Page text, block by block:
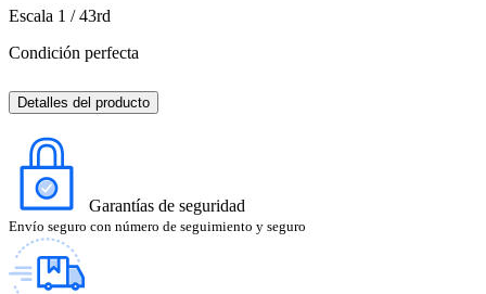
Escala 1 / 43rd
Condición perfecta
Detalles del producto
Garantías de seguridad
Envío seguro con número de seguimiento y seguro